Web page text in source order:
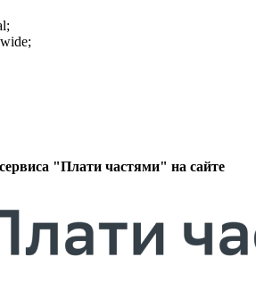
"Плати частями" на сайте